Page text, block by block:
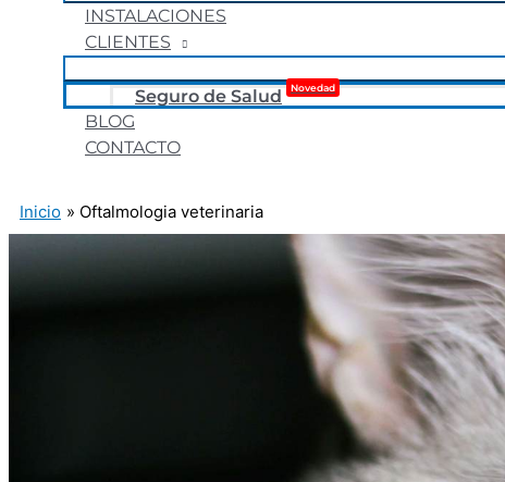
INSTALACIONES
CLIENTES
Seguro de Salud Novedad
BLOG
CONTACTO
Inicio Oftalmologia veterinaria